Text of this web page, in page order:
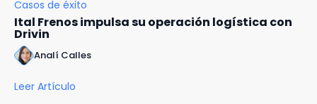
Casos de éxito
Ital Frenos impulsa su operación logística con
Drivin
Analí Calles
Leer Artículo